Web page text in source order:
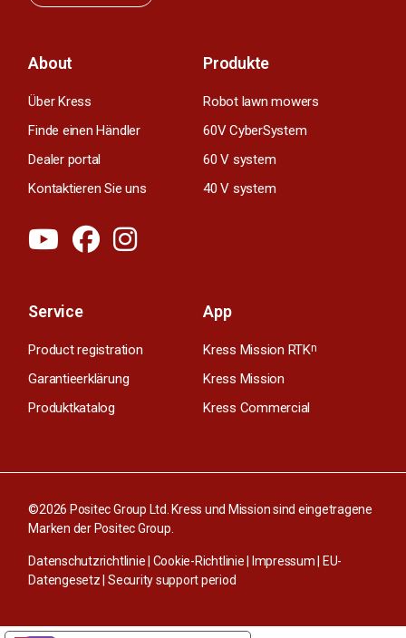
About
Über Kress
Finde einen Händler
Dealer portal
Kontaktieren Sie uns
Produkte
Robot lawn mowers
60V CyberSystem
60 V system
40 V system
Service
Product registration
Garantieerklärung
Produktkatalog
App
Kress Mission RTKn
Kress Mission
Kress Commercial
©2026 Positec Group Ltd. Kress und Mission sind eingetragene
Marken der Positec Group.
Datenschutzrichtlinie| Cookie-Richtlinie| Impressum| EU-
Datengesetz|Security support period